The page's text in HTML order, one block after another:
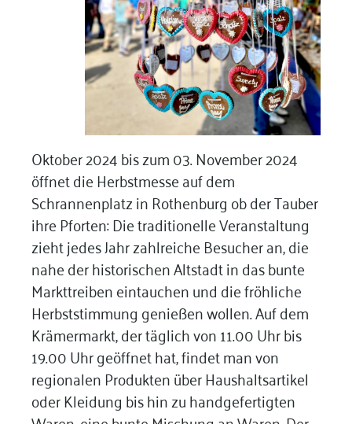
Oktober 2024 bis zum 03. November 2024
öffnet die Herbstmesse auf dem
Schrannenplatz in Rothenburg ob der Tauber
ihre Pforten: Die traditionelle Veranstaltung
zieht jedes Jahr zahlreiche Besucher an, die
nahe der historischen Altstadt in das bunte
Markttreiben eintauchen und die fröhliche
Herbststimmung genießen wollen. Auf dem
Krämermarkt, der täglich von 11.00 Uhr bis
19.00 Uhr geöffnet hat, findet man von
regionalen Produkten über Haushaltsartikel
oder Kleidung bis hin zu handgefertigten